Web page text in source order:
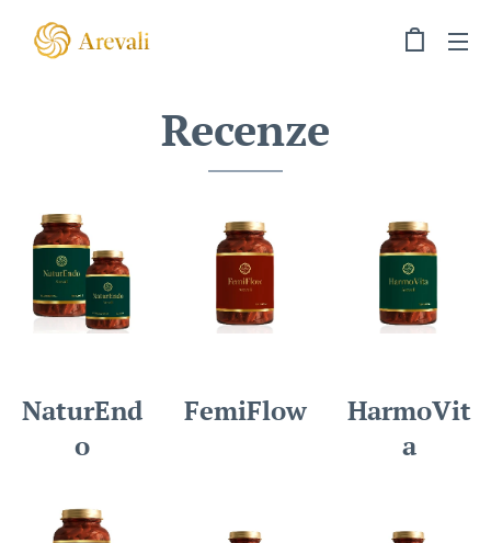
Recenze
NaturEnd
o
FemiFlow
HarmoVit
a